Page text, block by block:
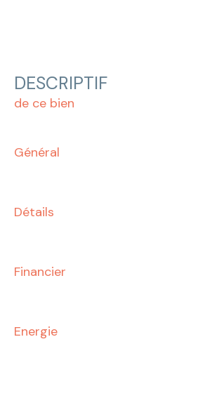
DESCRIPTIF
de ce bien
Général
Détails
Financier
Energie